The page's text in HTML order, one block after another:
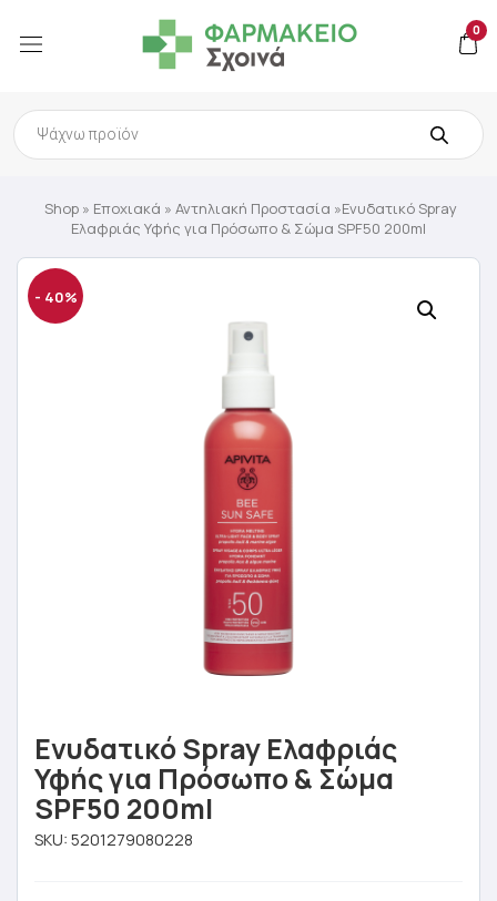
0
Products
search
Shop » Εποχιακά » Αντηλιακή Προστασία »Ενυδατικό Spray
Ελαφριάς Υφής για Πρόσωπο & Σώμα SPF50 200ml
- 40%
Ενυδατικό Spray Ελαφριάς
Υφής για Πρόσωπο & Σώμα
SPF50 200ml
SKU: 5201279080228